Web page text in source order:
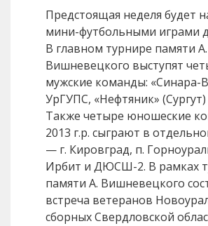
Предстоящая неделя будет
мини-футбольными играми
В главном турнире памяти А.
Вишневецкого выступят
мужские команды: «Синара-
УрГУПС, «Нефтяник» (Сургут)
Также четыре юношеские
2013 г.р. сыграют в
— г. Кировград, п.
Ирбит и ДЮСШ-2. В рамках
памяти А. Вишневецкого
встреча ветеранов
сборных Свердловской